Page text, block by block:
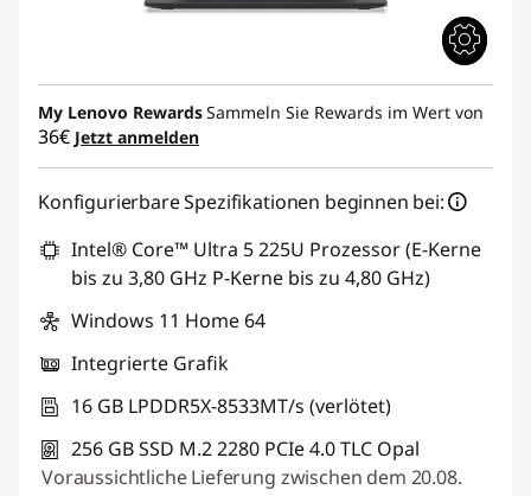
My Lenovo RewardsSammeln Sie Rewards im Wert von
36€ Jetzt anmelden
Konfigurierbare Spezifikationen beginnen bei:
Intel® Core™ Ultra 5 225U Prozessor (E-Kerne
bis zu 3,80 GHz P-Kerne bis zu 4,80 GHz)
Windows 11 Home 64
Integrierte Grafik
16 GB LPDDR5X-8533MT/s (verlötet)
256 GB SSD M.2 2280 PCIe 4.0 TLC Opal
Voraussichtliche Lieferung zwischen dem 20.08.